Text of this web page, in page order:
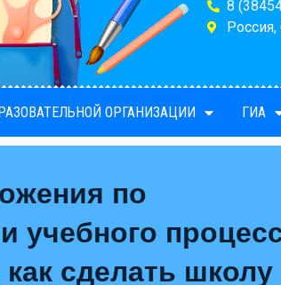
8
ОРГАНИЗАЦИИ ГИА
по
учебного
как сделать школу